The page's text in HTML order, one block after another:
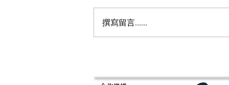
撰寫留言......